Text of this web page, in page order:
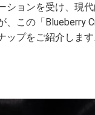
ションを受け、現
この「Blueberry
プをご紹介します